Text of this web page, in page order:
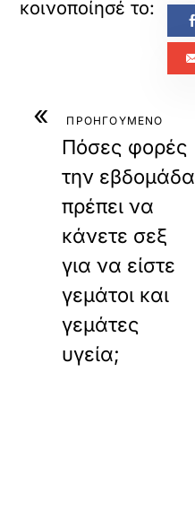
« ΠΡΟΗΓΟΥΜΕΝΟ
Πόσες φορές
την εβδομάδα
πρέπει να
κάνετε σεξ
για να είστε
γεμάτοι και
γεμάτες
υγεία;